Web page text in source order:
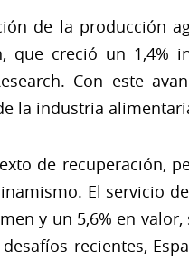
de la producción
que creció un 1,4%
Con este
la industria
de recuperación,
El servicio
y un 5,6% en
recientes,